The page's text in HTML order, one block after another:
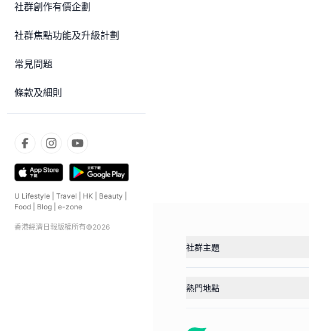
社群創作有價企劃
社群焦點功能及升級計劃
常見問題
條款及細則
U Lifestyle Travel HK Beauty
Food
Blog e-zone
香港經濟日報版權所有©2026
社群主題
熱門地點